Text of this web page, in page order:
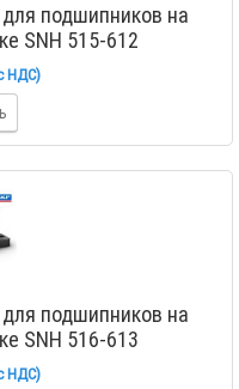
подшипников на
SNH 515-612
НДС)
подшипников на
SNH 516-613
НДС)